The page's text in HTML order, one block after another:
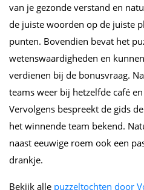
van je gezonde verstand en
de juiste woorden op de juiste
punten. Bovendien bevat het
wetenswaardigheden en
verdienen bij de bonusvraag.
teams weer bij hetzelfde café
Vervolgens bespreekt de gids
het winnende team bekend.
naast eeuwige roem ook een
drankje.
Bekijk alle puzzeltochten door